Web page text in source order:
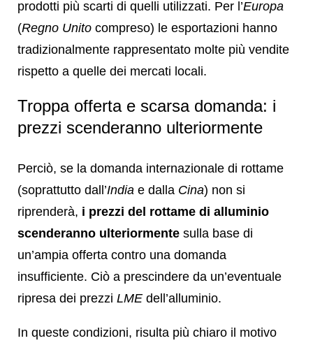
prodotti più scarti di quelli utilizzati. Per l’Europa
(Regno Unito compreso) le esportazioni hanno
tradizionalmente rappresentato molte più vendite
rispetto a quelle dei mercati locali.
Troppa offerta e scarsa domanda: i
prezzi scenderanno ulteriormente
Perciò, se la domanda internazionale di rottame
(soprattutto dall’India e dalla Cina) non si
riprenderà, i prezzi del rottame di alluminio
scenderanno ulteriormente sulla base di
un’ampia offerta contro una domanda
insufficiente. Ciò a prescindere da un’eventuale
ripresa dei prezzi LME dell’alluminio.
In queste condizioni, risulta più chiaro il motivo